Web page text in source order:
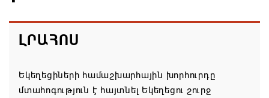
ԼՐԱՀՈՍ
Եկեղեցիների համաշխարհային խորհուրդը
մտահոգություն է հայտնել Եկեղեցու շուրջ